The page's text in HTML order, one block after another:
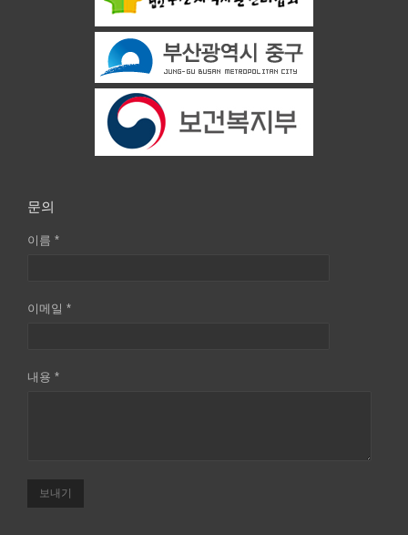
문의
이름 *
이메일 *
내용 *
보내기